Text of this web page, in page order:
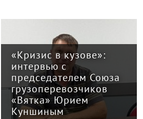
«Кризис в кузове»:
интервью с
председателем Союза
грузоперевозчиков
«Вятка» Юрием
Куншиным